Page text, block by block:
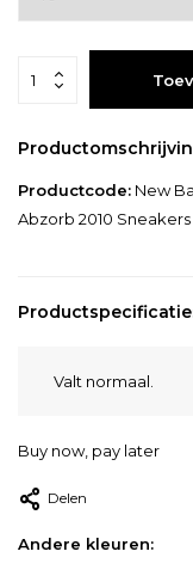
Productcode: New
Abzorb 2010 Sneakers
Valt normaal.
Buy now, pay later
Delen
Andere kleuren: